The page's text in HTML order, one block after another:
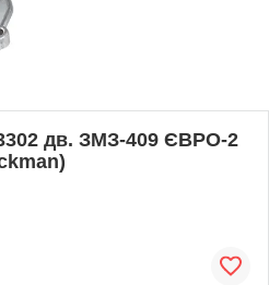
дв. ЗМЗ-409 ЄВРО-2